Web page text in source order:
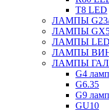
T8 LED
ЛАМПЫ G23/
ЛАМПЫ
ЛАМПЫ LED
ЛАМПЫ
ЛАМПЫ
G4
G6.35
G9
GU10